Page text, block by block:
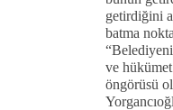
getirdiğini
batma
ve
öngörüsü